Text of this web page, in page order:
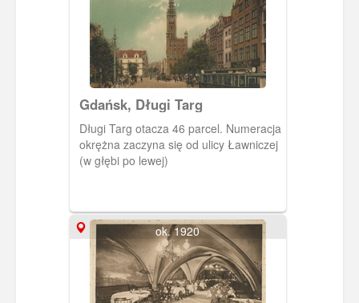
Gdańsk, Długi Targ
Długi Targ otacza 46 parcel. Numeracja
okrężna zaczyna się od ulicy Ławniczej
(w głębi po lewej)
ok. 1920